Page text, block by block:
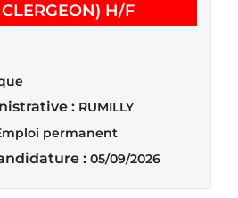
H/F(Nouvelle
: RUMILLY
permanent
: 05/09/2026